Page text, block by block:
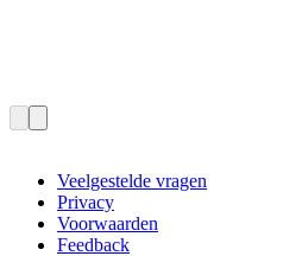
Veelgestelde vragen
Privacy
Voorwaarden
Feedback